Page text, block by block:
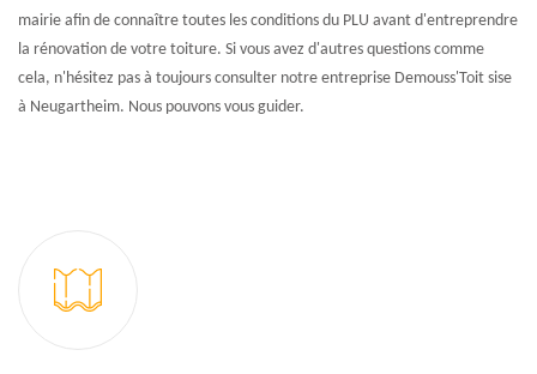
mairie afin de connaître toutes les conditions du PLU avant d'entreprendre
la rénovation de votre toiture. Si vous avez d'autres questions comme
cela, n'hésitez pas à toujours consulter notre entreprise Demouss'Toit sise
à Neugartheim. Nous pouvons vous guider.